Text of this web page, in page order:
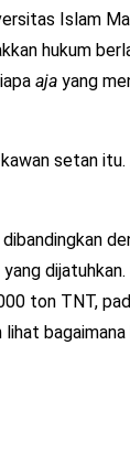
Islam
hukum
aja yang
dijatuhkan.
ton TNT,
lihat